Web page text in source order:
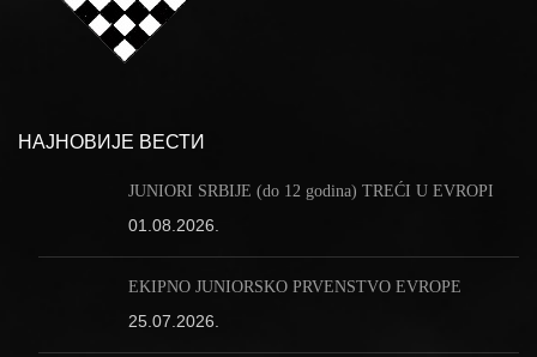
НАЈНОВИЈЕ ВЕСТИ
JUNIORI SRBIJE (do 12 godina) TREĆI U EVROPI
01.08.2026.
EKIPNO JUNIORSKO PRVENSTVO EVROPE
25.07.2026.